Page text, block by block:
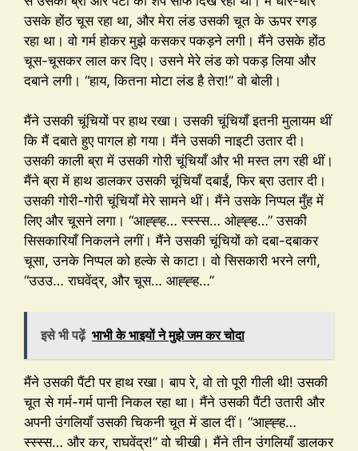
उसके होंठ चूस रहा था, और मेरा लंड उसकी चूत के ऊपर रगड़
रहा था। वो गर्म होकर मुझे कसकर पकड़ने लगी। मैंने उसके होंठ
चूस-चूसकर लाल कर दिए। उसने मेरे लंड को पकड़ लिया और
दबाने लगी। “हाय, कितना मोटा लंड है तेरा!” वो बोली।
मैंने उसकी चूंचियों पर हाथ रखा। उसकी चूंचियाँ इतनी मुलायम थीं
कि मैं दबाते हुए पागल हो गया। मैंने उसकी नाइटी उतार दी।
उसकी काली ब्रा में उसकी गोरी चूंचियाँ और भी मस्त लग रही थीं।
मैंने ब्रा में हाथ डालकर उसकी चूंचियाँ दबाईं, फिर ब्रा उतार दी।
उसकी गोरी-गोरी चूंचियाँ मेरे सामने थीं। मैंने उसके निप्पल मुँह में
लिए और चूसने लगा। “आह्ह्ह… स्स्स्स… ओह्ह्ह…” उसकी
सिसकारियाँ निकलने लगीं। मैंने उसकी चूंचियों को दबा-दबाकर
चूसा, उनके निप्पल को हल्के से काटा। वो सिसकारी भरने लगी,
“उउउ… राघवेंद्र, और चूस… आह्ह्ह…”
इसे भी पढ़ें भाभी के भाइयों ने मुझे जम कर चोदा
मैंने उसकी पैंटी पर हाथ रखा। बाप रे, वो तो पूरी गीली थी! उसकी
चूत से गर्म-गर्म पानी निकल रहा था। मैंने उसकी पैंटी उतारी और
अपनी उंगलियाँ उसकी चिकनी चूत में डाल दीं। “आह्ह्ह…
स्स्स्स… और कर, राघवेंद्र!” वो चीखी। मैंने तीन उंगलियाँ डालकर